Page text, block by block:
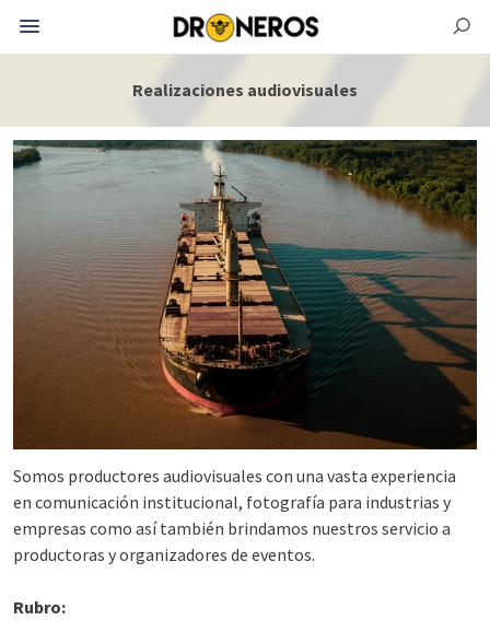
Realizaciones audiovisuales
Somos productores audiovisuales con una vasta experiencia
en comunicación institucional, fotografía para industrias y
empresas como así también brindamos nuestros servicio a
productoras y organizadores de eventos.
Rubro: